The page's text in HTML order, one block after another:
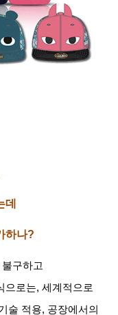
하나?
불구하고
으로는, 세계적으로
술 적용, 공장에서의